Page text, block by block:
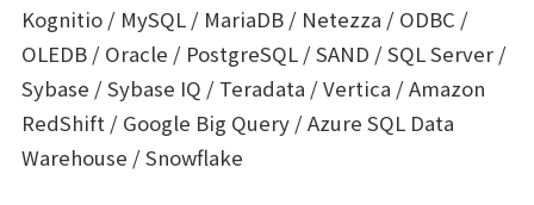
Kognitio / MySQL / MariaDB / Netezza / ODBC /
OLEDB / Oracle / PostgreSQL / SAND / SQL Server /
Sybase / Sybase IQ / Teradata / Vertica / Amazon
RedShift / Google Big Query / Azure SQL Data
Warehouse / Snowflake